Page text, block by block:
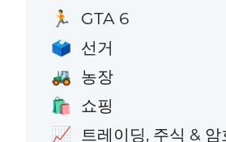
🏃 GTA 6
🗳️ 선거
🚜 농장
🛍️ 쇼핑
📈 트레이딩, 주식 & 암